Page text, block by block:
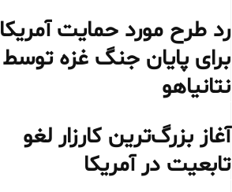
رد طرح مورد حمایت آمریکا
برای پایان جنگ غزه توسط
نتانیاهو
آغاز بزرگ‌ترین کارزار لغو
تابعیت در آمریکا